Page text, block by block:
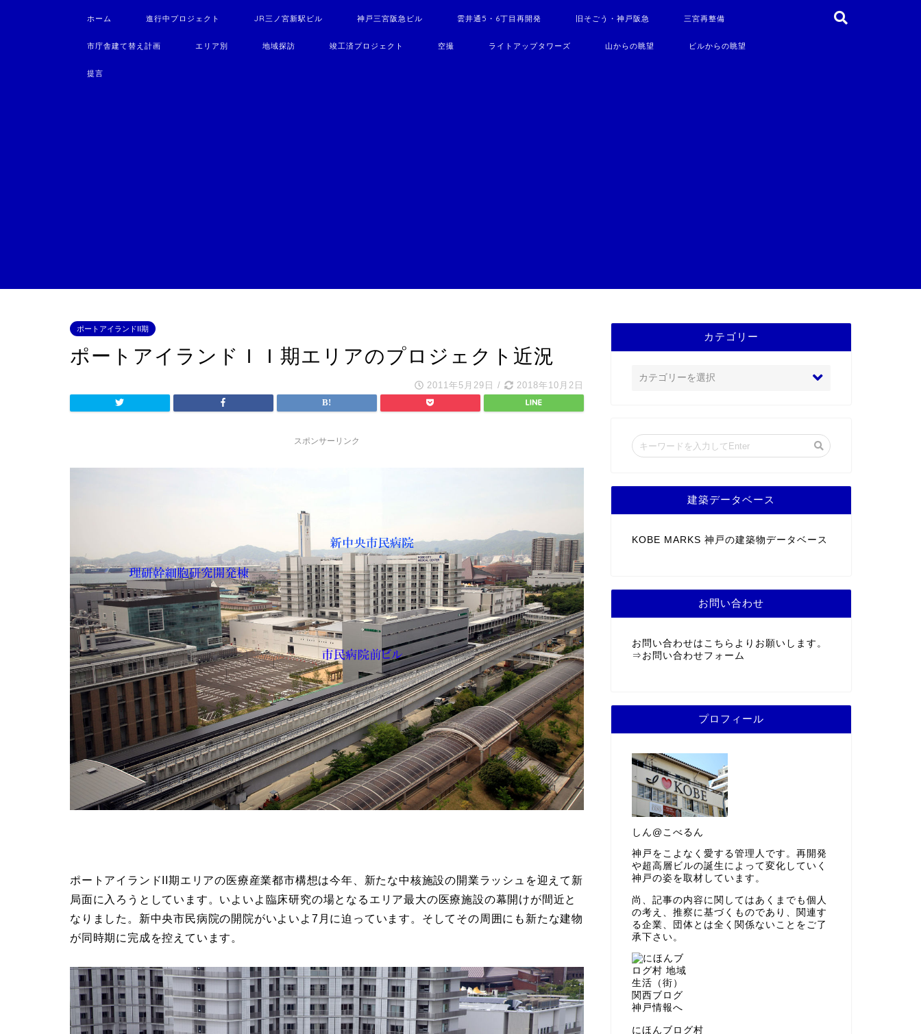
ホーム 進行中プロジェクト JR三ノ宮新駅ビル 神戸三宮阪急ビル 雲井通5・6丁目再開発 旧そごう・神戸阪急 三宮再整備
市庁舎建て替え計画 エリア別 地域探訪 竣工済プロジェクト 空撮 ライトアップタワーズ 山からの眺望 ビルからの眺望
提言
ポートアイランドII期
ポートアイランドＩＩ期エリアのプロジェクト近況
2011年5月29日 / 2018年10月2日
スポンサーリンク
ポートアイランドII期エリアの医療産業都市構想は今年、新たな中核施設の開業ラッシュを迎えて新
局面に入ろうとしています。いよいよ臨床研究の場となるエリア最大の医療施設の幕開けが間近と
なりました。新中央市民病院の開院がいよいよ7月に迫っています。そしてその周囲にも新たな建物
が同時期に完成を控えています。
カテゴリー
建築データベース
KOBE MARKS 神戸の建築物データベース
お問い合わせ
お問い合わせはこちらよりお願いします。
⇒ お問い合わせフォーム
プロフィール
しん@こべるん
神戸をこよなく愛する管理人です。再開発
や超高層ビルの誕生によって変化していく
神戸の姿を取材しています。
尚、記事の内容に関してはあくまでも個人
の考え、推察に基づくものであり、関連す
る企業、団体とは全く関係ないことをご了
承下さい。
にほんブログ村